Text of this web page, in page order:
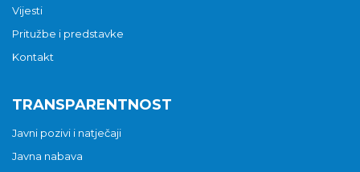
Vijesti
Pritužbe i predstavke
Kontakt
TRANSPARENTNOST
Javni pozivi i natječaji
Javna nabava